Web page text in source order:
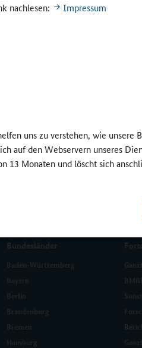
nachlesen: Impressum
uns zu verstehen, wie unsere
auf den Webservern unseres
Monaten und löscht sich
von Kindern und Jugendlichen auf
Bundesländer
Baden-Württemberg
Bayern
Berlin
Brandenburg
Bremen
Hamburg